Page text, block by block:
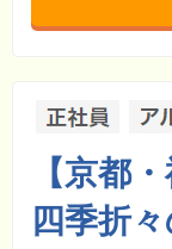
【京都
四季折